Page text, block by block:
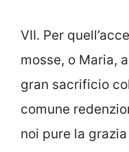
VII. Per
mosse, o Maria,
gran sacrificio
comune
noi pure la